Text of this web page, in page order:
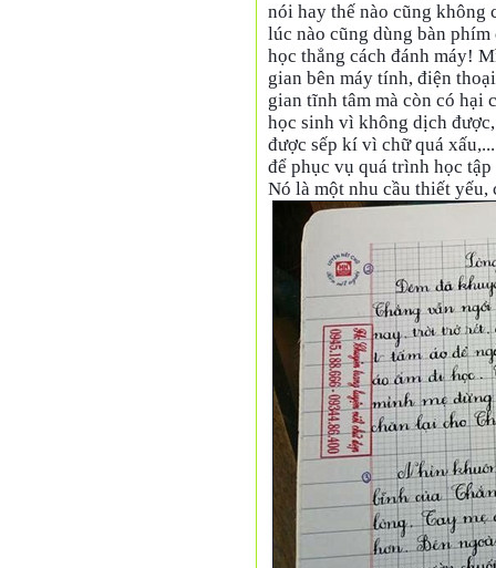
nói hay thế nào cũng không
lúc nào cũng dùng bàn
học thẳng cách đánh máy!
gian bên máy tính, điện
gian tĩnh tâm mà còn có hại
học sinh vì không dịch
được sếp kí vì chữ quá
để phục vụ quá trình học
Nó là một nhu cầu thiết